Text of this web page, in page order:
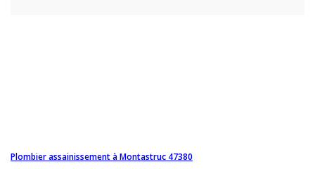
Plombier assainissement à Montastruc 47380